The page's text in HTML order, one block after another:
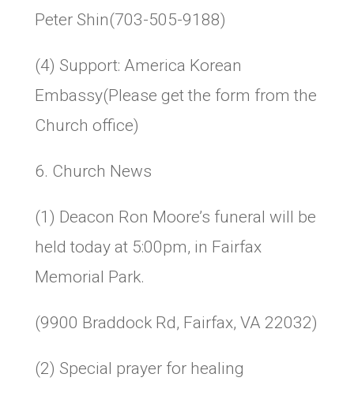
Peter Shin(703-505-9188)
(4) Support: America Korean
Embassy(Please get the form from the
Church office)
6. Church News
(1) Deacon Ron Moore’s funeral will be
held today at 5:00pm, in Fairfax
Memorial Park.
(9900 Braddock Rd, Fairfax, VA 22032)
(2) Special prayer for healing